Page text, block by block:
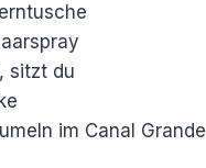
sitzt du
im Canal Grande